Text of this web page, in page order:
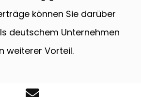
können Sie darüber
deutschem Unternehmen
weiterer Vorteil.